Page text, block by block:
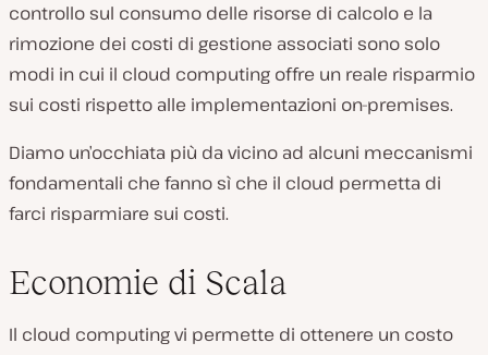
controllo sul consumo delle risorse di calcolo e la
rimozione dei costi di gestione associati sono solo
modi in cui il cloud computing offre un reale risparmio
sui costi rispetto alle implementazioni on-premises.
Diamo un’occhiata più da vicino ad alcuni meccanismi
fondamentali che fanno sì che il cloud permetta di
farci risparmiare sui costi.
Economie di Scala
Il cloud computing vi permette di ottenere un costo